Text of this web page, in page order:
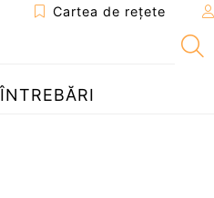
Cartea de rețete
ÎNTREBĂRI